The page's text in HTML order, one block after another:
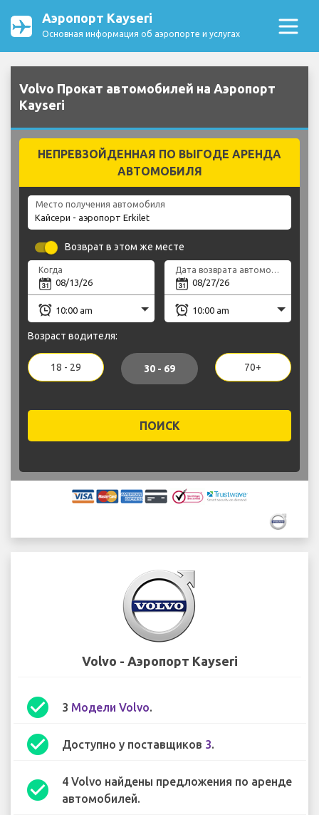
Аэропорт Kayseri
Основная информация об аэропорте и услугах
Volvo Прокат автомобилей на Аэропорт
Kayseri
НЕПРЕВЗОЙДЕННАЯ ПО ВЫГОДЕ АРЕНДА
АВТОМОБИЛЯ
Место получения автомобиля
Возврат в этом же месте
Когда Дата возврата автомобиля
Возраст водителя:
18 - 29 30 - 69 70+
ПОИСК
Volvo - Аэропорт Kayseri
check_circle 3 Модели Volvo.
check_circle Доступно у поставщиков 3.
check_circle
4 Volvo найдены предложения по аренде
автомобилей.